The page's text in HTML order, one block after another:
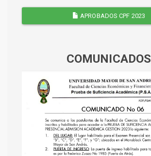
APROBADOS CPF 2023
COMUNICADOS